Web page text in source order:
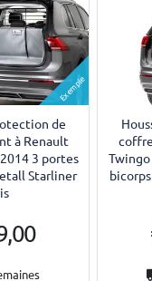
Exemple
de
à Renault
3 portes
Starliner